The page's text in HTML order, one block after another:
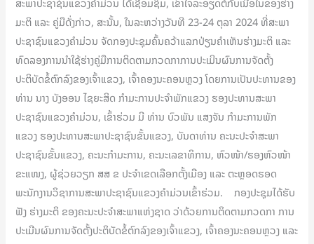
ສະພາປະຊາຊົນແຂວງຄໍາມ່ວນ ໄດ້ເຊື່ອມຊຶມ, ເຂົ້າໃຈລະອຽດຕໍ່ກັບເນື້ອໃນຂອງຮ່າງ
ມະຕິ ແລະ ຄູ່ມືດັ່ງກ່າວ, ສະນັ້ນ, ໃນລະຫວ່າງວັນທີ 23-24 ຕຸລາ 2024 ທີ່ສະພາ
ປະຊາຊົນແຂວງຄໍາມ່ວນ ຈັດກອງປະຊຸມຄົ້ນຄວ້າແລກປ່ຽນຄຳເຫັນຮ່າງມະຕິ ແລະ
ທົດລອງການນຳໃຊ້ຮ່າງຄູ່ມືການຕິດຕາມກວດກາການປະເມີນຜົນການຈັດຕັ້ງ
ປະຕິບັດຂໍ້ຕົກລົງຂອງເຈົ້າແຂວງ, ເຈົ້າຄອງນະຄອນຫຼວງ ໂດຍການເປັນປະທານຂອງ
ທ່ານ ນາງ ບັງອອນ ໄຊຍະສິດ ກຳມະການປະຈໍາພັກແຂວງ ຮອງປະທານສະພາ
ປະຊາຊົນແຂວງຄໍາມ່ວນ, ເຂົ້າຮ່ວມ ມີ ທ່ານ ບົວພັນ ແສງຈັນ ກຳມະການພັກ
ແຂວງ ຮອງປະທານສະພາປະຊາຊົນຂັ້ນແຂວງ, ບັນດາທ່ານ ຄະນະປະຈໍາສະພາ
ປະຊາຊົນຂັ້ນແຂວງ, ຄະນະກຳມະການ, ຄະນະເລຂາທິການ, ຫົວໜ້າ/ຮອງຫົວໜ້າ
ຂະແໜງ, ຜູ້ຊ່ວຍວຽກ ສສ ຂ ປະຈໍາເຂດເລືອກຕັ້ງເມືອງ ແລະ ຕະຫຼອດຮອດ
ພະນັກງານວິຊາການສະພາປະຊາຊົນແຂວງຄໍາມ່ວນເຂົ້າຮ່ວມ. ກອງປະຊຸມໄດ້ຮັບ
ຟັງ ຮ່າງມະຕິ ຂອງຄະນະປະຈຳສະພາແຫ່ງຊາດ ວ່າດ້ວຍການຕິດຕາມກວດກາ ການ
ປະເມີນຜົນການຈັດຕັ້ງປະຕິບັດຂໍ້ຕົກລົງຂອງເຈົ້າແຂວງ, ເຈົ້າຄອງນະຄອນຫຼວງ ແລະ
ການ
ປະເມີນ
ຜົນ
ການ
ຈັດຕັ້ງ
ປະຕິບັດ
ຂໍ້ຕົກລົງ
ຂອງ
ເຈົ້າ
ແຂວງ,
ເຈົ້າ
ຄອງ
ນະຄອນຫຼວງ